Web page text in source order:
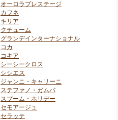
オーロラプレステージ
カフネ
キリア
クチューム
グランデインターナショナル
コカ
コキア
シーシークロス
シシエス
ジャンニ・キャリーニ
ステファノ・ガムバ
スプーム・ホリデー
セモアージュ
セラッテ